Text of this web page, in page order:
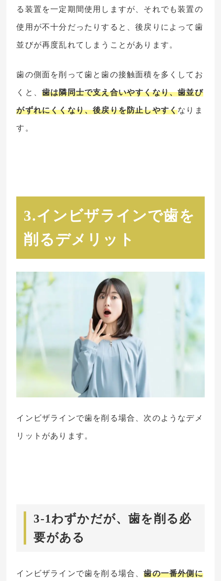
る装置を一定期間使用しますが、それでも装置の
使用が不十分だったりすると、後戻りによって歯
並びが再度乱れてしまうことがあります。
歯の側面を削って歯と歯の接触面積を多くしてお
くと、歯は隣同士で支え合いやすくなり、歯並び
がずれにくくなり、後戻りを防止しやすくなりま
す。
3.インビザラインで歯を
削るデメリット
インビザラインで歯を削る場合、次のようなデメ
リットがあります。
3-1わずかだが、歯を削る必
要がある
インビザラインで歯を削る場合、歯の一番外側に